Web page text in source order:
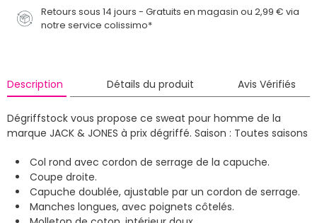
Retours sous 14 jours - Gratuits en magasin ou 2,99 € via
notre service colissimo*
Description Détails du produit Avis Vérifiés
Dégriffstock vous propose ce sweat pour homme de la
marque JACK & JONES à prix dégriffé. Saison : Toutes saisons
Col rond avec cordon de serrage de la capuche.
Coupe droite.
Capuche doublée, ajustable par un cordon de serrage.
Manches longues, avec poignets côtelés.